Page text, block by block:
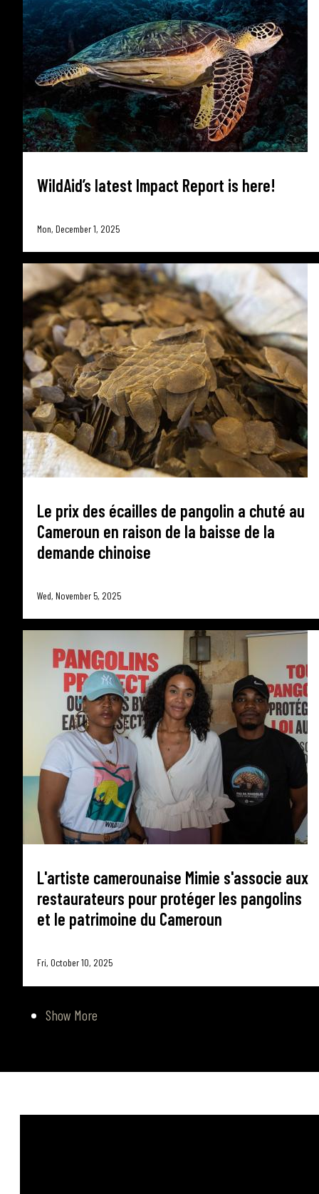
WildAid’s latest Impact Report is here!
Mon, December 1, 2025
Le prix des écailles de pangolin a chuté au
Cameroun en raison de la baisse de la
demande chinoise
Wed, November 5, 2025
L'artiste camerounaise Mimie s'associe aux
restaurateurs pour protéger les pangolins
et le patrimoine du Cameroun
Fri, October 10, 2025
Show More